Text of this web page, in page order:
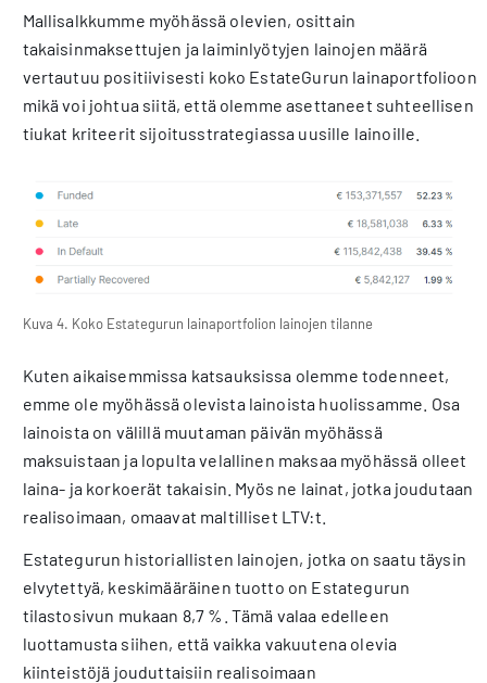
Mallisalkkumme myöhässä olevien, osittain
takaisinmaksettujen ja laiminlyötyjen lainojen määrä
vertautuu positiivisesti koko EstateGurun lainaportfolioon,
mikä voi johtua siitä, että olemme asettaneet suhteellisen
tiukat kriteerit sijoitusstrategiassa uusille lainoille.
Kuva 4. Koko Estategurun lainaportfolion lainojen tilanne
Kuten aikaisemmissa katsauksissa olemme todenneet,
emme ole myöhässä olevista lainoista huolissamme. Osa
lainoista on välillä muutaman päivän myöhässä
maksuistaan ja lopulta velallinen maksaa myöhässä olleet
laina- ja korkoerät takaisin. Myös ne lainat, jotka joudutaan
realisoimaan, omaavat maltilliset LTV:t.
Estategurun historiallisten lainojen, jotka on saatu täysin
elvytettyä, keskimääräinen tuotto on Estategurun
tilastosivun mukaan 8,7 %. Tämä valaa edelleen
luottamusta siihen, että vaikka vakuutena olevia
kiinteistöjä jouduttaisiin realisoimaan